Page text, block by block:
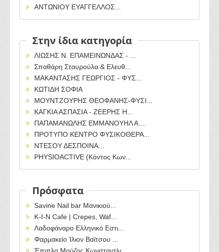
ΑΝΤΩΝΙΟΥ ΕΥΑΓΓΕΛΛΟΣ...
Στην ίδια κατηγορία
ΛΙΩΣΗΣ Ν. ΕΠΑΜΕΙΝΩΝΔΑΣ - ...
Σπαθάρη Σταυρούλα & Ελευθ...
ΜΑΚΑΝΤΑΣΗΣ ΓΕΩΡΓΙΟΣ - ΦΥΣ...
ΚΩΤΙΔΗ ΣΟΦΙΑ
ΜΟΥΝΤΖΟΥΡΗΣ ΘΕΟΦΑΝΗΣ-ΦΥΣΙ...
ΚΑΓΚΙΑ ΑΣΠΑΣΙΑ - ΖΕΕΡΗΣ Η...
ΠΑΠΑΜΑΝΩΛΗΣ ΕΜΜΑΝΟΥΗΛ Α....
ΠΡΟΤΥΠΟ ΚΕΝΤΡΟ ΦΥΣΙΚΟΘΕΡΑ...
ΝΤΕΣΟΥ ΔΕΣΠΟΙΝΑ...
PHYSIOACTIVE (Κόντος Κων...
Πρόσφατα
Savine Nail bar Μανικιού...
Κ-Ι-Ν Cafe | Crepes, Waf...
Λαδοφάναρο Ελληνικό Εστι...
Φαρμακείο Ίλιον Βαϊτσου ...